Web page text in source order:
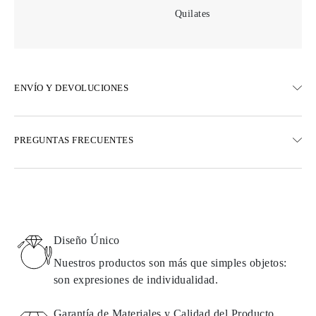
Quilates
ENVÍO Y DEVOLUCIONES
Opciones de entrega exprés también están disponibles
Detalles sobre métodos de envío, costos y tiempos de entrega se
pueden encontrar en laspreguntas frecuentes sobre la entrega
PREGUNTAS FRECUENTES
Diseño Único
Nuestros productos son más que simples objetos:
son expresiones de individualidad.
Garantía de Materiales y Calidad del Producto